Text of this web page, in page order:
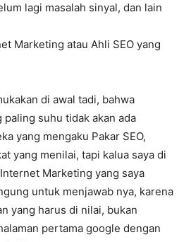
lagi masalah sinyal, dan lain
Marketing atau Ahli SEO yang
di awal tadi, bahwa
paling suhu tidak akan ada
yang mengaku Pakar SEO,
yang menilai, tapi kalua saya di
Marketing yang saya
untuk menjawab nya, karena
yang harus di nilai, bukan
pertama google dengan